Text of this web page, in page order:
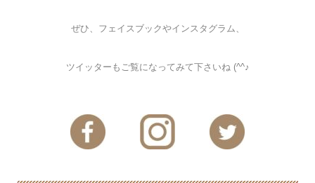
ぜひ、フェイスブックやインスタグラム、
ツイッターもご覧になってみて下さいね (^^♪